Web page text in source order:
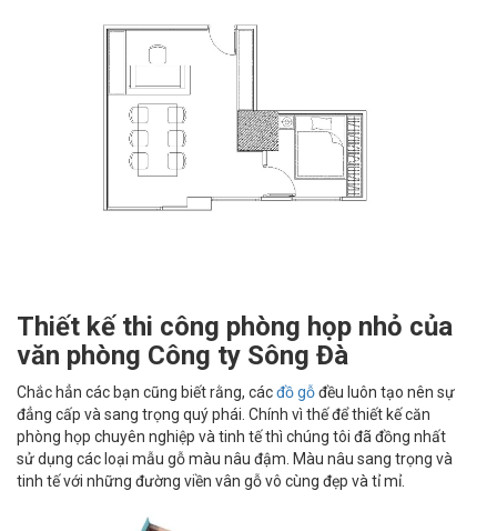
Thiết kế thi công phòng họp nhỏ của
văn phòng Công ty Sông Đà
Chắc hẳn các bạn cũng biết rằng, cácđồ gỗđều luôn tạo nên sự
đẳng cấp và sang trọng quý phái. Chính vì thế để thiết kế căn
phòng họp chuyên nghiệp và tinh tế thì chúng tôi đã đồng nhất
sử dụng các loại mẫu gỗ màu nâu đậm. Màu nâu sang trọng và
tinh tế với những đường viền vân gỗ vô cùng đẹp và tỉ mỉ.